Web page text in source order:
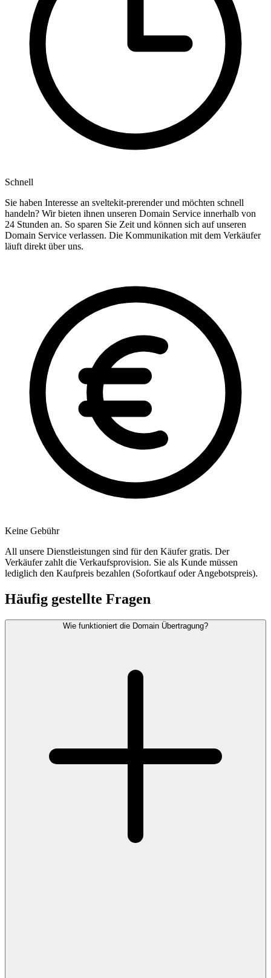
Schnell
Sie haben Interesse an sveltekit-prerender und möchten schnell
handeln? Wir bieten ihnen unseren Domain Service innerhalb von
24 Stunden an. So sparen Sie Zeit und können sich auf unseren
Domain Service verlassen. Die Kommunikation mit dem Verkäufer
läuft direkt über uns.
Keine Gebühr
All unsere Dienstleistungen sind für den Käufer gratis. Der
Verkäufer zahlt die Verkaufsprovision. Sie als Kunde müssen
lediglich den Kaufpreis bezahlen (Sofortkauf oder Angebotspreis).
Häufig gestellte Fragen
Wie funktioniert die Domain Übertragung?